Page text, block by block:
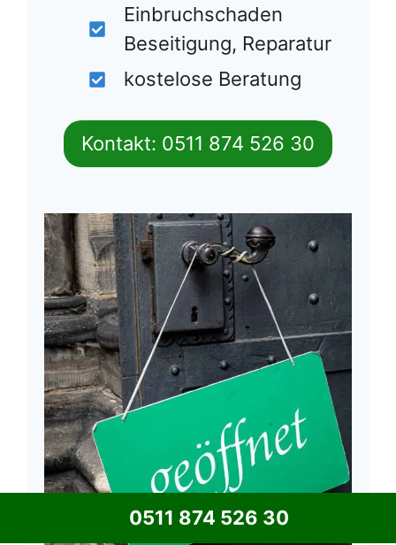
Einbruchschaden
Beseitigung, Reparatur
kostelose Beratung
Kontakt: 0511 874 526 30
0511 874 526 30